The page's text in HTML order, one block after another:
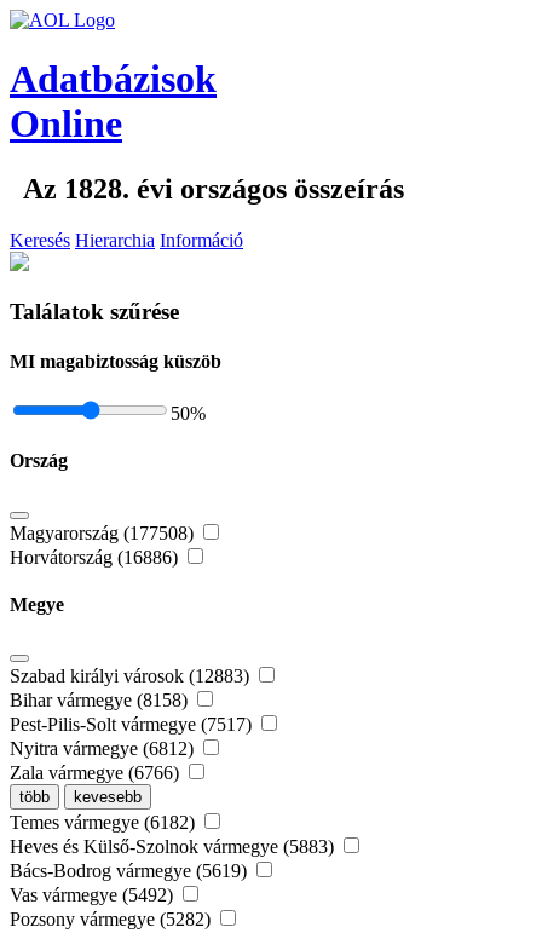
Adatbázisok
Online
Az 1828. évi országos összeírás
Keresés Hierarchia Információ
Találatok szűrése
MI magabiztosság küszöb
50%
Ország
Magyarország (177508)
Horvátország (16886)
Megye
Szabad királyi városok (12883)
Bihar vármegye (8158)
Pest-Pilis-Solt vármegye (7517)
Nyitra vármegye (6812)
Zala vármegye (6766)
több kevesebb
Temes vármegye (6182)
Heves és Külső-Szolnok vármegye (5883)
Bács-Bodrog vármegye (5619)
Vas vármegye (5492)
Pozsony vármegye (5282)